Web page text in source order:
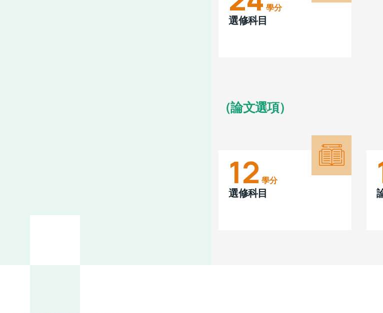
學分
選修科目
（論文選項）
12 學分
選修科目